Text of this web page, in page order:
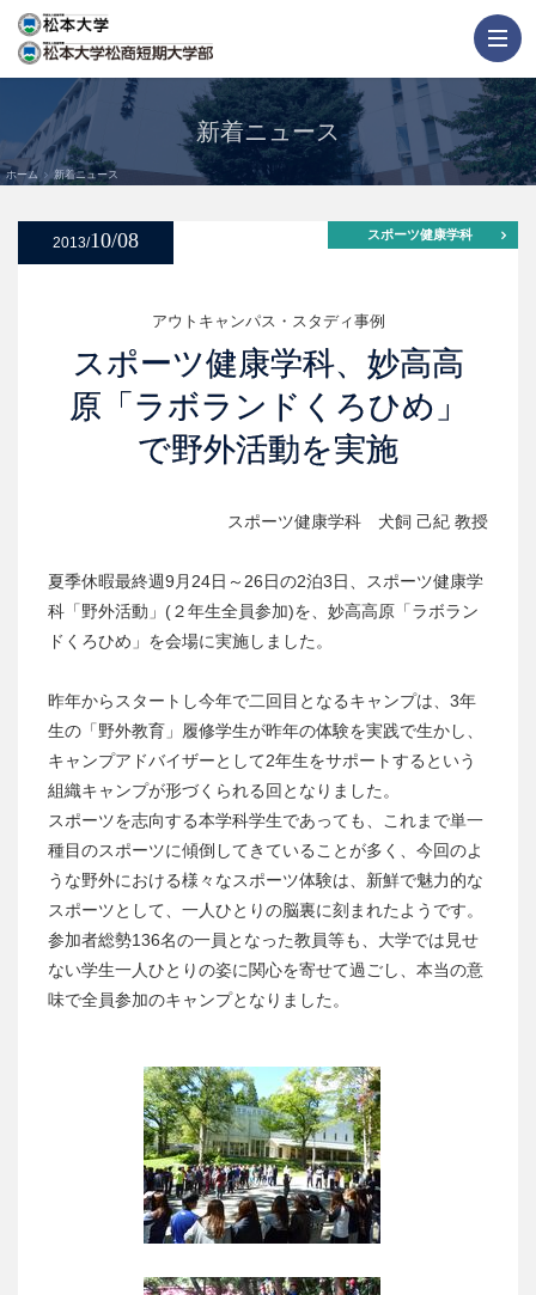
新着ニュース
ホーム 新着ニュース
2013/10/08 スポーツ健康学科
アウトキャンパス・スタディ事例
スポーツ健康学科、妙高高
原「ラボランドくろひめ」
で野外活動を実施
スポーツ健康学科 犬飼 己紀 教授
夏季休暇最終週9月24日～26日の2泊3日、スポーツ健康学
科「野外活動」(２年生全員参加)を、妙高高原「ラボラン
ドくろひめ」を会場に実施しました。
昨年からスタートし今年で二回目となるキャンプは、3年
生の「野外教育」履修学生が昨年の体験を実践で生かし、
キャンプアドバイザーとして2年生をサポートするという
組織キャンプが形づくられる回となりました。
スポーツを志向する本学科学生であっても、これまで単一
種目のスポーツに傾倒してきていることが多く、今回のよ
うな野外における様々なスポーツ体験は、新鮮で魅力的な
スポーツとして、一人ひとりの脳裏に刻まれたようです。
参加者総勢136名の一員となった教員等も、大学では見せ
ない学生一人ひとりの姿に関心を寄せて過ごし、本当の意
味で全員参加のキャンプとなりました。